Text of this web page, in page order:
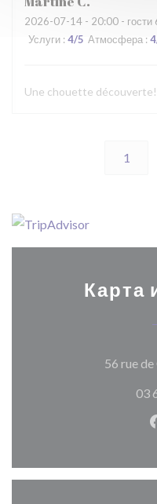
2026-07-14 - 20:00 - гости
Услуги : 4/5 Атмосфера : 4
Une chouette découverte!
1
Карта
56 rue
03